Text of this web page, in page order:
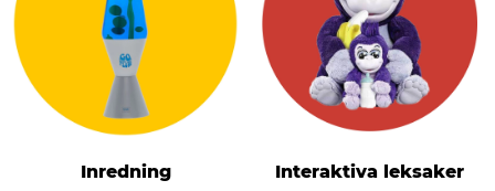
Inredning Interaktiva leksaker